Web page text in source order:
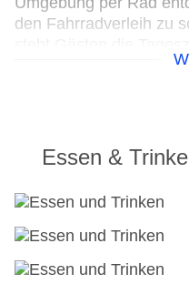
den Fahrradverleih zu
Geschäftlichem hilft
Parkplatz
Check-in von:
Konferenzraum
Garage
WLAN/WiFi im Hotel
Essen &